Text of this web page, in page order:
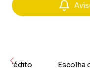
Escolha o